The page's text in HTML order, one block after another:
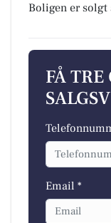
Boligen er
FÅ TRE
Email *